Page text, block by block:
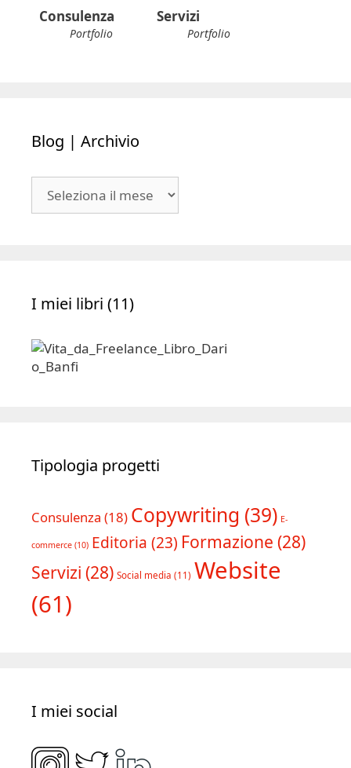
Consulenza
Portfolio
Servizi
Portfolio
Blog | Archivio
I miei libri (11)
Tipologia progetti
Consulenza (18) Copywriting (39) E-
commerce (10) Editoria (23) Formazione (28)
Servizi (28) Social media (11) Website
(61)
I miei social